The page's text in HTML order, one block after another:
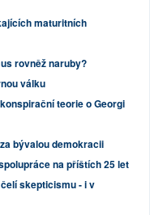
maturitních
rovněž naruby?
válku
teorie o Georgi
bývalou demokracii
na příštích 25 let
skepticismu - i v